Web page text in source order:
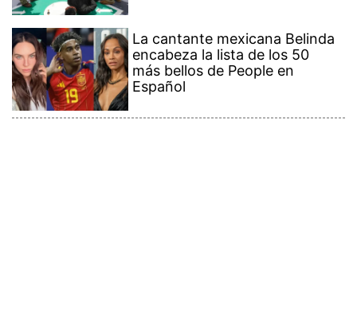
La cantante mexicana Belinda
encabeza la lista de los 50
más bellos de People en
Español